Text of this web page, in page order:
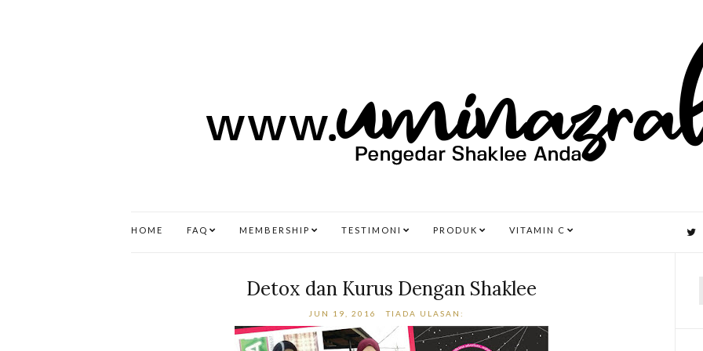
HOME FAQ MEMBERSHIP TESTIMONI PRODUK VITAMIN C
Detox dan Kurus Dengan Shaklee
JUN 19, 2016 TIADA ULASAN: